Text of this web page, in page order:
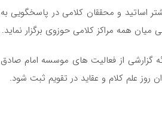
اساتید و محققان کلامی در پاسخگویی به
همه مراکز کلامی حوزوی برگزار نماید.
گزارشی از فعالیت های موسسه امام صادق
روز علم کلام و عقاید در تقویم ثبت شود.